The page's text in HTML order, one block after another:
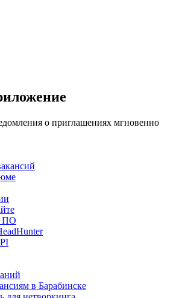
о приглашениях мгновенно
ПО
в Барабинске